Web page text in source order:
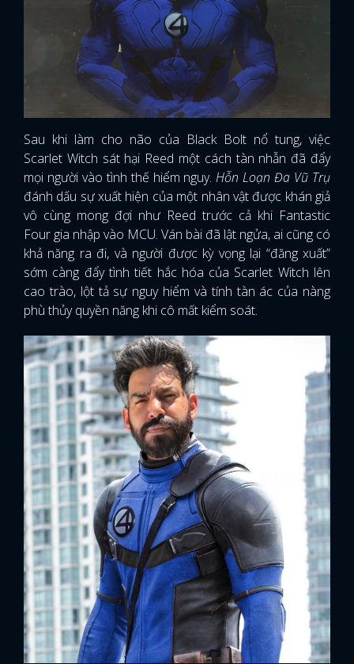
Sau khi làm cho não của Black Bolt nổ tung, việc
Scarlet Witch sát hại Reed một cách tàn nhẫn đã đẩy
mọi người vào tình thế hiểm nguy.Hỗn Loạn Đa Vũ Trụ
đánh dấu sự xuất hiện của một nhân vật được khán giả
vô cùng mong đợi như Reed trước cả khi Fantastic
Four gia nhập vào MCU. Ván bài đã lật ngửa, ai cũng có
khả năng ra đi, và người được kỳ vọng lại “đăng xuất”
sớm càng đẩy tình tiết hắc hóa của Scarlet Witch lên
cao trào, lột tả sự nguy hiểm và tính tàn ác của nàng
phù thủy quyền năng khi cô mất kiểm soát.